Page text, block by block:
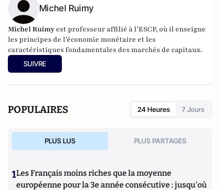
Michel Ruimy
Michel Ruimy est professeur affilié à l’ESCP, où il enseigne
les principes de l’économie monétaire et les
caractéristiques fondamentales des marchés de capitaux.
SUIVRE
POPULAIRES 24 Heures 7 Jours
PLUS LUS PLUS PARTAGES
1Les Français moins riches que la moyenne
européenne pour la 3e année consécutive : jusqu'où